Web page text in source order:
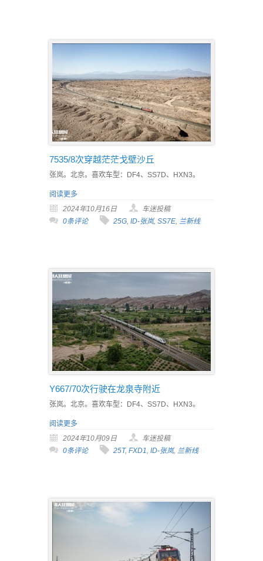
7535/8次穿越茫茫戈壁沙丘
张岚。北京。喜欢车型：DF4、SS7D、HXN3。
阅读更多
2024年10月16日
车迷投稿
0条评论
25G, ID-张岚, SS7E, 兰新线
Y667/70次行驶在龙泉寺附近
张岚。北京。喜欢车型：DF4、SS7D、HXN3。
阅读更多
2024年10月09日
车迷投稿
0条评论
25T, FXD1 ID-张岚, 兰新线